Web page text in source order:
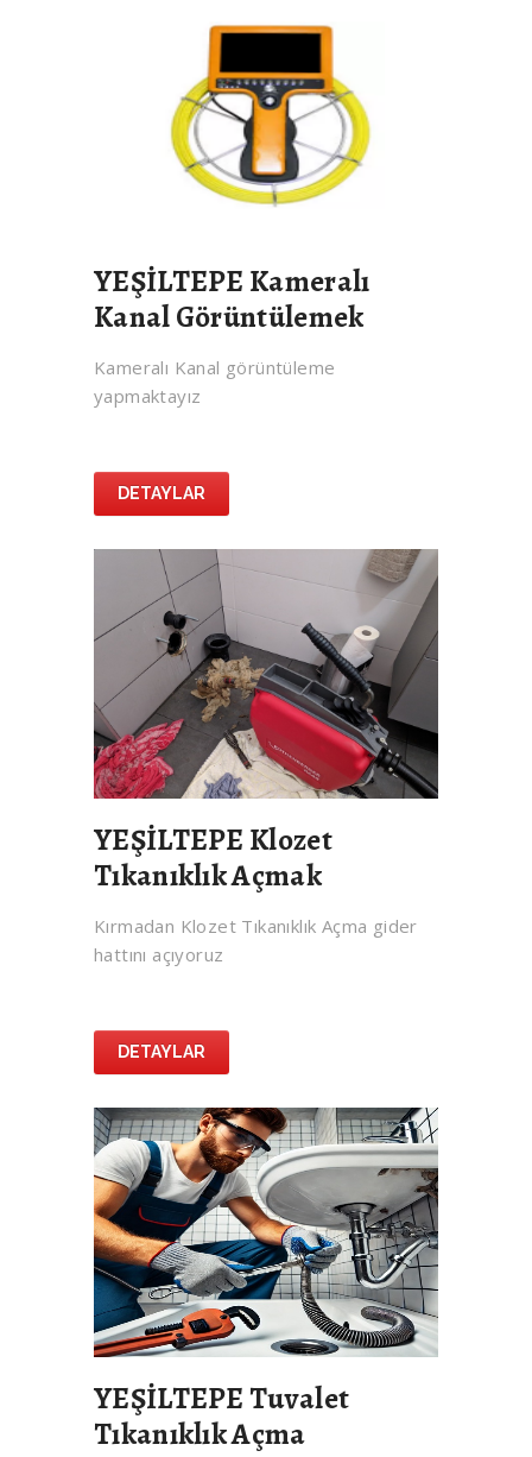
YEŞİLTEPE Kameralı
Kanal Görüntülemek
Kameralı Kanal görüntüleme
yapmaktayız
DETAYLAR
YEŞİLTEPE Klozet
Tıkanıklık Açmak
Kırmadan Klozet Tıkanıklık Açma gider
hattını açıyoruz
DETAYLAR
YEŞİLTEPE Tuvalet
Tıkanıklık Açma